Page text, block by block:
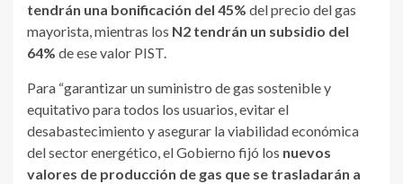
tendrán una bonificación del 45% del precio del gas
mayorista, mientras los N2 tendrán un subsidio del
64% de ese valor PIST.
Para “garantizar un suministro de gas sostenible y
equitativo para todos los usuarios, evitar el
desabastecimiento y asegurar la viabilidad económica
del sectorenergético, el Gobierno fijó los nuevos
valores de producción de gas que se trasladarán a